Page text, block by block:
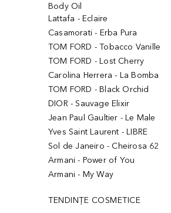
Body Oil
Lattafa - Eclaire
Casamorati - Erba Pura
TOM FORD - Tobacco Vanille
TOM FORD - Lost Cherry
Carolina Herrera - La Bomba
TOM FORD - Black Orchid
DIOR - Sauvage Elixir
Jean Paul Gaultier - Le Male
Yves Saint Laurent - LIBRE
Sol de Janeiro - Cheirosa 62
Armani - Power of You
Armani - My Way
TENDINȚE COSMETICE